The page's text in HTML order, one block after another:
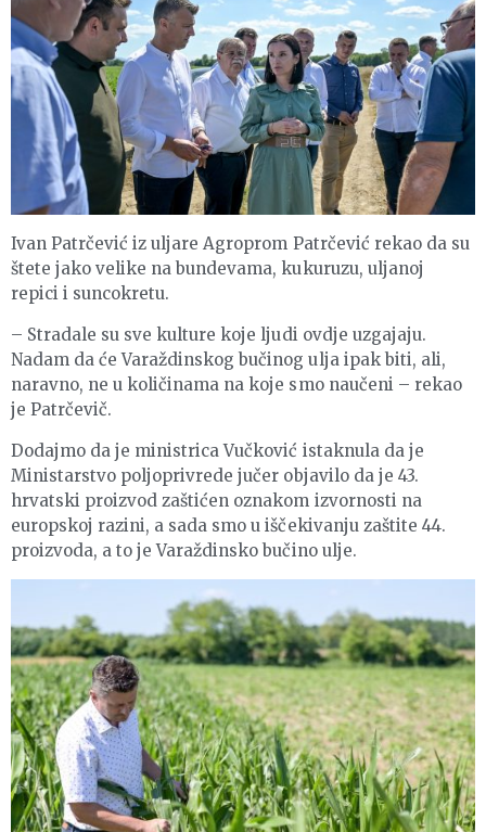
Ivan Patrčević iz uljare Agroprom Patrčević rekao da su
štete jako velike na bundevama, kukuruzu, uljanoj
repici i suncokretu.
– Stradale su sve kulture koje ljudi ovdje uzgajaju.
Nadam da će Varaždinskog bučinog ulja ipak biti, ali,
naravno, ne u količinama na koje smo naučeni – rekao
je Patrčevič.
Dodajmo da je ministrica Vučković istaknula da je
Ministarstvo poljoprivrede jučer objavilo da je 43.
hrvatski proizvod zaštićen oznakom izvornosti na
europskoj razini, a sada smo u iščekivanju zaštite 44.
proizvoda, a to je Varaždinsko bučino ulje.